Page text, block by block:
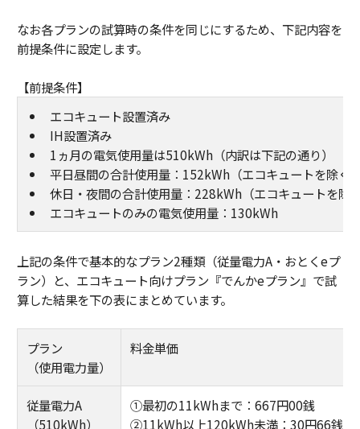
なお各プランの試算時の条件を同じにするため、下記内容を
前提条件に設定します。
【前提条件】
エコキュート設置済み
IH設置済み
1ヵ月の電気使用量は510kWh（内訳は下記の通り）
平日昼間の合計使用量：152kWh（エコキュートを除く
休日・夜間の合計使用量：228kWh（エコキュートを除
エコキュートのみの電気使用量：130kWh
上記の条件で基本的なプラン2種類（従量電力A・おとくeプ
ラン）と、エコキュート向けプラン『でんかeプラン』で試
算した結果を下の表にまとめています。
プラン
（使用電力量）
料金単価
従量電力A
（510kWh）
①最初の11kWhまで：667円00銭
②11kWh以上120kWh未満：30円66銭／